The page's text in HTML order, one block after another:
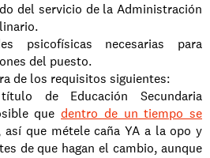
del servicio de la Administración
psicofísicas necesarias para
del puesto.
de los requisitos siguientes:
de Educación Secundaria
que dentro de un tiempo se
así que métele caña YA a la opo y
de que hagan el cambio, aunque